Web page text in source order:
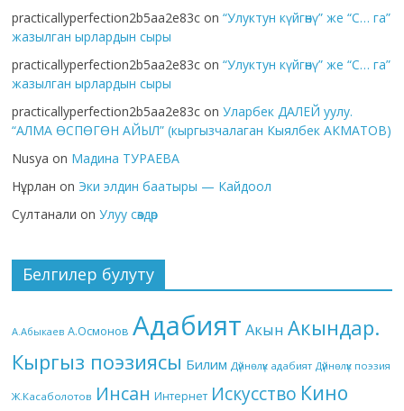
practicallyperfection2b5aa2e83c on“Улуктун күйгөнү” же “С… га”
жазылган ырлардын сыры
practicallyperfection2b5aa2e83c on“Улуктун күйгөнү” же “С… га”
жазылган ырлардын сыры
practicallyperfection2b5aa2e83c onУларбек ДАЛЕЙ уулу.
“АЛМА ӨСПӨГӨН АЙЫЛ” (кыргызчалаган Кыялбек АКМАТОВ)
Nusya on Мадина ТУРАЕВА
Нұрлан on Эки элдин баатыры — Кайдоол
Султанали onУлуу сөздөр
Белгилер булуту
А.Абыкаев А.Осмонов Адабият Акын Акындар.
Кыргыз поэзиясы Билим Дүйнөлүк адабият Дүйнөлүк поэзия
Ж.Касаболотов Инсан Интернет Искусство Кино